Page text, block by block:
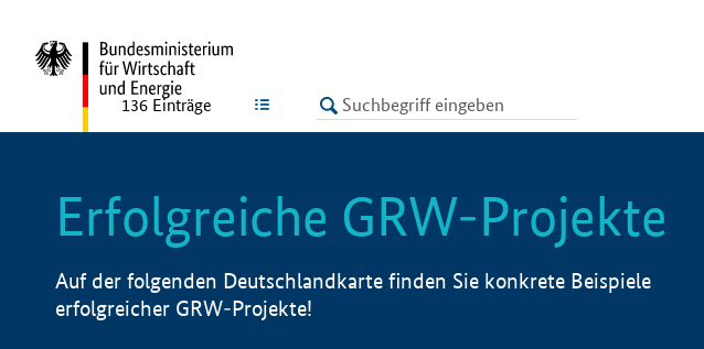
LISTE
136 Einträge
Erfolgreiche GRW-Projekte
Auf der folgenden Deutschlandkarte finden Sie konkrete Beispiele
erfolgreicher GRW-Projekte!